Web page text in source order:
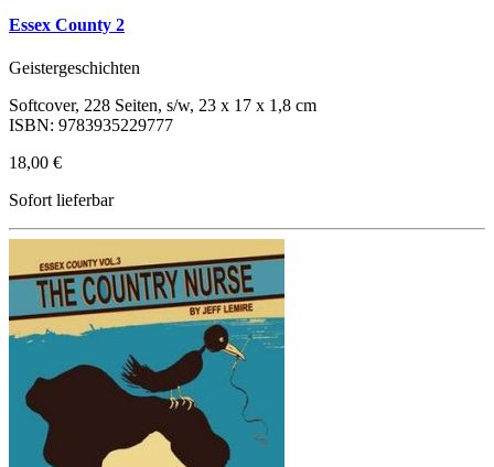
Essex County 2
Geistergeschichten
Softcover, 228 Seiten, s/w, 23 x 17 x 1,8 cm
ISBN: 9783935229777
18,00 €
Sofort lieferbar